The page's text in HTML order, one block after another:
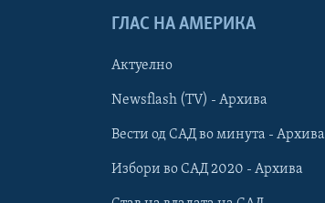
ГЛАС НА АМЕРИКА
Актуелно
Newsflash (TV) - Архива
Вести од САД во минута - Архива
Избори во САД 2020 - Архива